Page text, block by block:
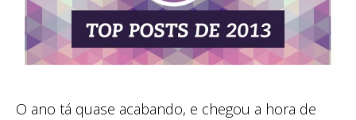
O ano tá quase acabando, e chegou a hora de